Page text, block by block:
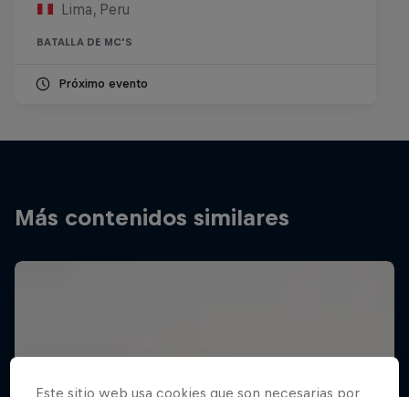
Lima, Peru
BATALLA DE MC'S
Próximo evento
Más contenidos similares
Este sitio web usa cookies que son necesarias por